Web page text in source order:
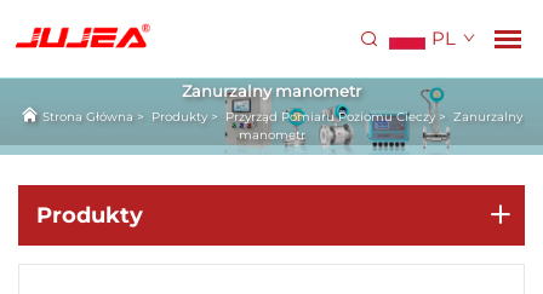
PL
Zanurzalny manometr
Strona Główna > Produkty > Przyrząd Pomiaru Poziomu Cieczy > Zanurzalny
manometr
Produkty